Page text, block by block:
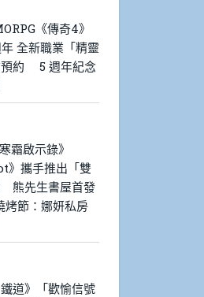
《傳奇4》
全新職業「精靈
預約 5 週年紀念
霜啟示錄》
攜手推出「雙
熊先生書屋首發
節：娜妍私房
鐵道》「歡愉信號